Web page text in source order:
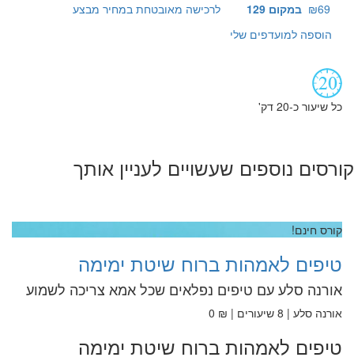
לרכישה מאובטחת במחיר מבצע ₪69 במקום 129
הוספה למועדפים שלי
כל שיעור כ-20 דק'
קורסים נוספים שעשויים לעניין אותך
קורס חינם!
טיפים לאמהות ברוח שיטת ימימה
אורנה סלע עם טיפים נפלאים שכל אמא צריכה לשמוע
אורנה סלע | 8 שיעורים | ₪ 0
טיפים לאמהות ברוח שיטת ימימה